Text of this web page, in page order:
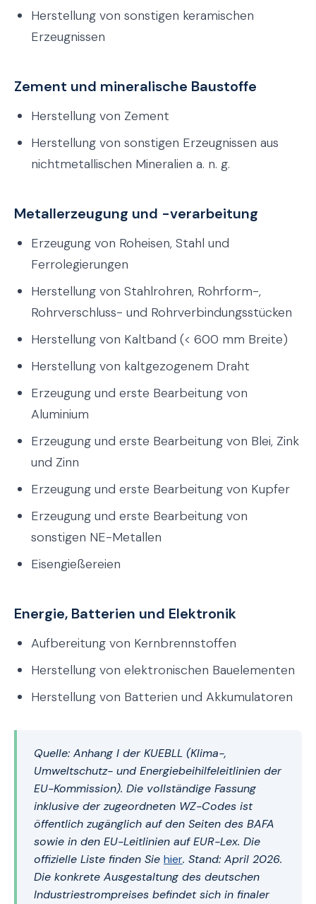
Herstellung von sonstigen keramischen
Erzeugnissen
Zement und mineralische Baustoffe
Herstellung von Zement
Herstellung von sonstigen Erzeugnissen aus
nichtmetallischen Mineralien a. n. g.
Metallerzeugung und -verarbeitung
Erzeugung von Roheisen, Stahl und
Ferrolegierungen
Herstellung von Stahlrohren, Rohrform-,
Rohrverschluss- und Rohrverbindungsstücken
Herstellung von Kaltband (< 600 mm Breite)
Herstellung von kaltgezogenem Draht
Erzeugung und erste Bearbeitung von
Aluminium
Erzeugung und erste Bearbeitung von Blei, Zink
und Zinn
Erzeugung und erste Bearbeitung von Kupfer
Erzeugung und erste Bearbeitung von
sonstigen NE-Metallen
Eisengießereien
Energie, Batterien und Elektronik
Aufbereitung von Kernbrennstoffen
Herstellung von elektronischen Bauelementen
Herstellung von Batterien und Akkumulatoren
Quelle: Anhang I der KUEBLL (Klima-,
Umweltschutz- und Energiebeihilfeleitlinien der
EU-Kommission). Die vollständige Fassung
inklusive der zugeordneten WZ-Codes ist
öffentlich zugänglich auf den Seiten des BAFA
sowie in den EU-Leitlinien auf EUR-Lex. Die
offizielle Liste finden Sie hier. Stand: April 2026.
Die konkrete Ausgestaltung des deutschen
Industriestrompreises befindet sich in finaler